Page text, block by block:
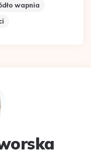
wapnia